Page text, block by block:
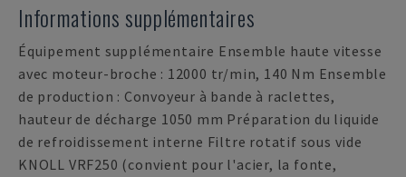
Informations supplémentaires
Équipement supplémentaire Ensemble haute vitesse
avec moteur-broche : 12000 tr/min, 140 Nm Ensemble
de production : Convoyeur à bande à raclettes,
hauteur de décharge 1050 mm Préparation du liquide
de refroidissement interne Filtre rotatif sous vide
KNOLL VRF250 (convient pour l'acier, la fonte,